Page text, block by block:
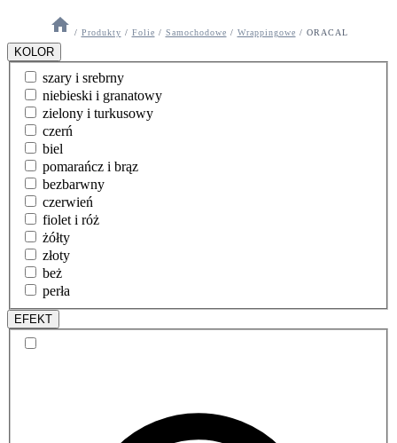
/ Produkty / Folie / Samochodowe / Wrappingowe / ORACAL
KOLOR
szary i srebrny
niebieski i granatowy
zielony i turkusowy
czerń
biel
pomarańcz i brąz
bezbarwny
czerwień
fiolet i róż
żółty
złoty
beż
perła
EFEKT